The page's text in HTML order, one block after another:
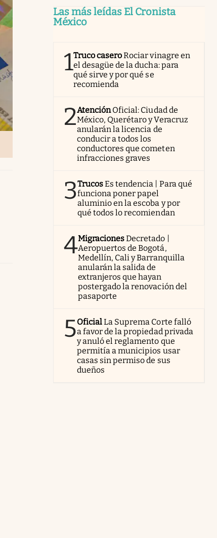
Las más leídas El Cronista
México
1Truco caseroRociar vinagre en
el desagüe de la ducha: para
qué sirve y por qué se
recomienda
2AtenciónOficial: Ciudad de
México, Querétaro y Veracruz
anularán la licencia de
conducir a todos los
conductores que cometen
infracciones graves
3TrucosEs tendencia | Para qué
funciona poner papel
aluminio en la escoba y por
qué todos lo recomiendan
4MigracionesDecretado |
Aeropuertos de Bogotá,
Medellín, Cali y Barranquilla
anularán la salida de
extranjeros que hayan
postergado la renovación del
pasaporte
5OficialLa Suprema Corte falló
a favor de la propiedad privada
y anuló el reglamento que
permitía a municipios usar
casas sin permiso de sus
dueños